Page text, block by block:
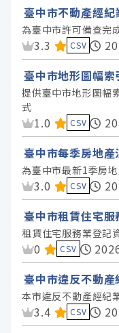
臺中市政府衛生
臺中市政府數
臺中市政府環
臺中市政府消
臺中市政府農
臺中市政府經
臺中市政府交
臺中市政府勞
臺中市政府建
臺中市政府觀
臺中市政府文化
臺中市政府水
臺中市政府財
臺中市政府人
臺中市政府原
臺中市不動產經紀
為臺中市許可備查完
資料集評分：
3.3 CSV
臺中市地形圖幅
提供臺中市地形圖幅
式
資料集評分：
1.0 CSV
臺中市每季房地
為臺中市最新1季房
資料集評分：
3.0 CSV
臺中市租賃住宅
租賃住宅服務業登記
資料集評分：
0 CSV
臺中市違反不動
本市違反不動產經紀
資料集評分：
3.4 CSV